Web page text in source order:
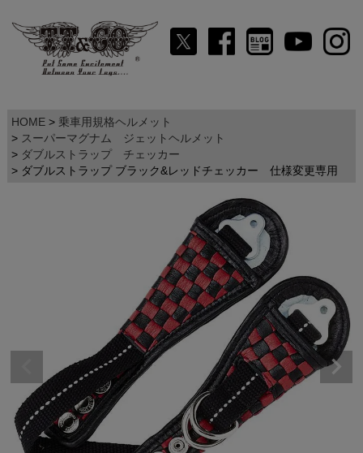
HOME
乗車用規格ヘルメット
スーパーマグナム ジェットヘルメット
ダブルストラップ チェッカー
ダブルストラップ ブラック&レッドチェッカー 仕様変更専用